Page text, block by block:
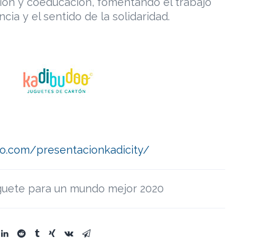
y el sentido de la solidaridad.
presentacionkadicity/
para un mundo mejor 2020